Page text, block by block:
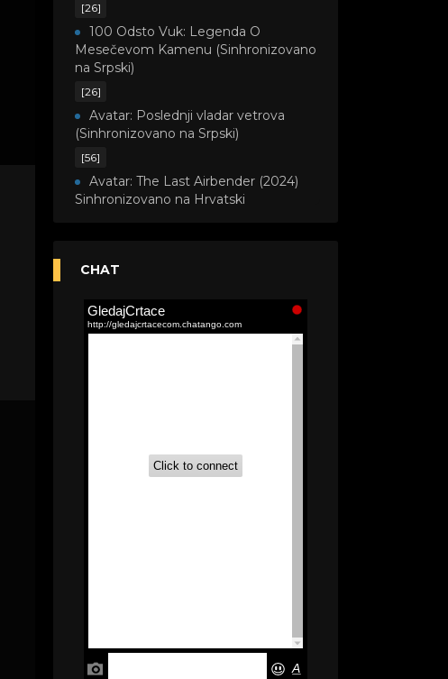
[26]
100 Odsto Vuk: Legenda O
Mesečevom Kamenu (Sinhronizovano
na Srpski)
[26]
Avatar: Poslednji vladar vetrova
(Sinhronizovano na Srpski)
[56]
Avatar: The Last Airbender (2024)
Sinhronizovano na Hrvatski
(Sinhronizovano na Srpski)
Akademija čarolija (Wits Academy)
Sinhronizovano na Srpski
Tunes,2020) Sinhronizovano na Srpski
Okura (Sinhronizovano na Srpski)
CHAT